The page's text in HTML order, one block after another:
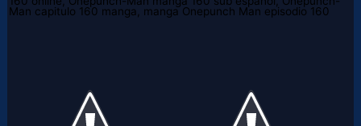
Man capitulo 160 manga, manga Onepunch Man episodio 160